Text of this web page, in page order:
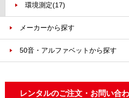
環境測定(17)
メーカーから探す
50音・アルファベットから探す
レンタルのご注文・お問い合